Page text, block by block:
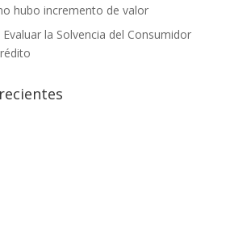
hubo incremento de valor
la Solvencia del Consumidor